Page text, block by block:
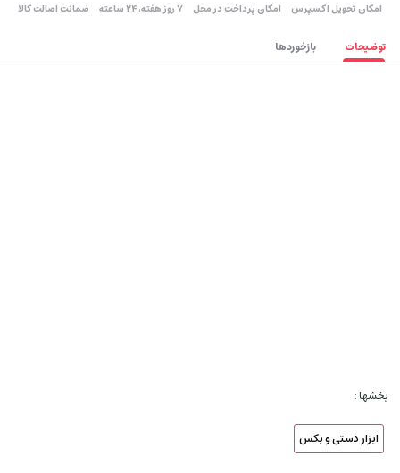
اﻣﮑﺎن ﺗﺤﻮﯾﻞ اﮐﺴﭙﺮس امکان پرداخت در محل ۷ روز ﻫﻔﺘﻪ، ۲۴ ﺳﺎﻋﺘﻪ ضمانت اصالت کالا
توضیحات بازخوردها
بخشها :
ابزار دستی و بکس